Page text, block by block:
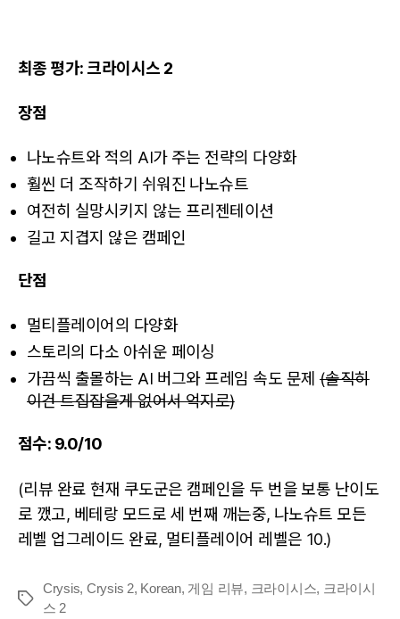
최종 평가: 크라이시스 2
장점
나노슈트와 적의 AI가 주는 전략의 다양화
훨씬 더 조작하기 쉬워진 나노슈트
여전히 실망시키지 않는 프리젠테이션
길고 지겹지 않은 캠페인
단점
멀티플레이어의 다양화
스토리의 다소 아쉬운 페이싱
가끔씩 출몰하는 AI 버그와 프레임 속도 문제 (솔직히
이건 트집잡을게 없어서 억지로)
점수: 9.0/10
(리뷰 완료 현재 쿠도군은 캠페인을 두 번을 보통 난이도
로 깼고, 베테랑 모드로 세 번째 깨는중, 나노슈트 모든
레벨 업그레이드 완료, 멀티플레이어 레벨은 10.)
Tags
Crysis, Crysis 2, Korean, 게임 리뷰, 크라이시스, 크라이시
스 2